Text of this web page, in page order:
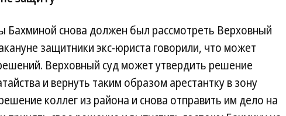
Бахминой снова должен был рассмотреть Верховный
защитники экс-юриста говорили, что может
Верховный суд может утвердить решение
и вернуть таким образом арестантку в зону
коллег из района и снова отправить им дело на